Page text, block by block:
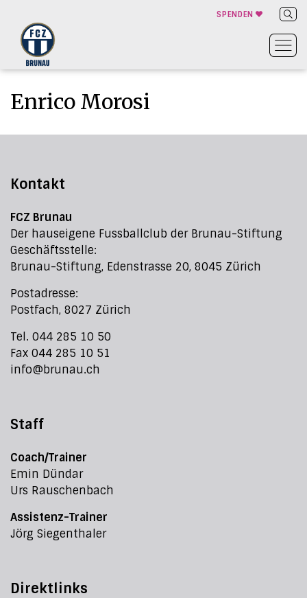
SPENDEN
Enrico Morosi
Kontakt
FCZ Brunau
Der hauseigene Fussballclub der Brunau-Stiftung
Geschäftsstelle:
Brunau-Stiftung, Edenstrasse 20, 8045 Zürich
Postadresse:
Postfach, 8027 Zürich
Tel. 044 285 10 50
Fax 044 285 10 51
info@brunau.ch
Staff
Coach/Trainer
Emin Dündar
Urs Rauschenbach
Assistenz-Trainer
Jörg Siegenthaler
Direktlinks